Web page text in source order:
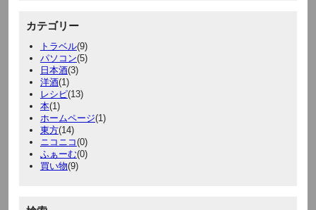
カテゴリー
トラベル(9)
パソコン(5)
日本酒(3)
洋酒(1)
レシピ(13)
本(1)
ホームページ(1)
東方(14)
ニコニコ(0)
ふぁーむ(0)
買い物(9)